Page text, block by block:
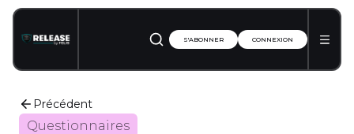
S'ABONNER CONNEXION
Précédent
Questionnaires